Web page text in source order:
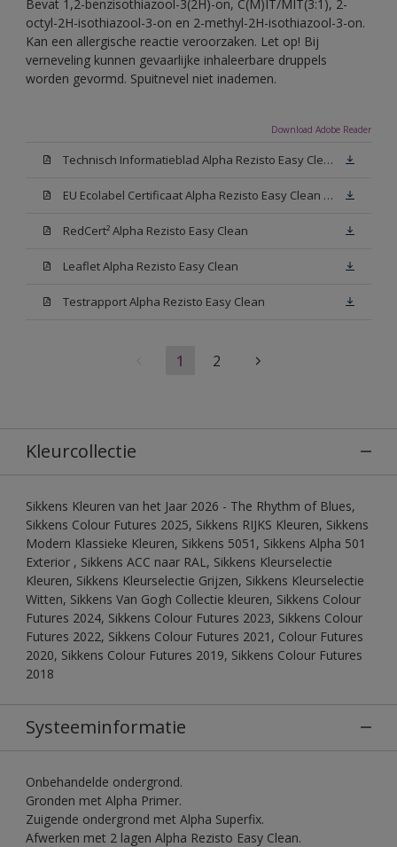
Bevat 1,2-benzisothiazool-3(2H)-on, C(M)IT/MIT(3:1), 2-
octyl-2H-isothiazool-3-on en 2-methyl-2H-isothiazool-3-on.
Kan een allergische reactie veroorzaken. Let op! Bij
verneveling kunnen gevaarlijke inhaleerbare druppels
worden gevormd. Spuitnevel niet inademen.
Download Adobe Reader
Technisch Informatieblad Alpha Rezisto Easy Clean (PDF)
EU Ecolabel Certificaat Alpha Rezisto Easy Clean Mat
RedCert² Alpha Rezisto Easy Clean
Leaflet Alpha Rezisto Easy Clean
Testrapport Alpha Rezisto Easy Clean
1 2
Kleurcollectie
Sikkens Kleuren van het Jaar 2026 - The Rhythm of Blues,
Sikkens Colour Futures 2025, Sikkens RIJKS Kleuren, Sikkens
Modern Klassieke Kleuren, Sikkens 5051, Sikkens Alpha 501
Exterior , Sikkens ACC naar RAL, Sikkens Kleurselectie
Kleuren, Sikkens Kleurselectie Grijzen, Sikkens Kleurselectie
Witten, Sikkens Van Gogh Collectie kleuren, Sikkens Colour
Futures 2024, Sikkens Colour Futures 2023, Sikkens Colour
Futures 2022, Sikkens Colour Futures 2021, Colour Futures
2020, Sikkens Colour Futures 2019, Sikkens Colour Futures
2018
Systeeminformatie
Onbehandelde ondergrond.
Gronden met Alpha Primer.
Zuigende ondergrond met Alpha Superfix.
Afwerken met 2 lagen Alpha Rezisto Easy Clean.